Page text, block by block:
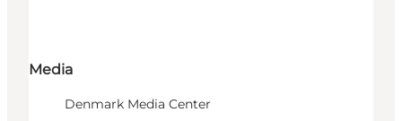
Media
Denmark Media Center